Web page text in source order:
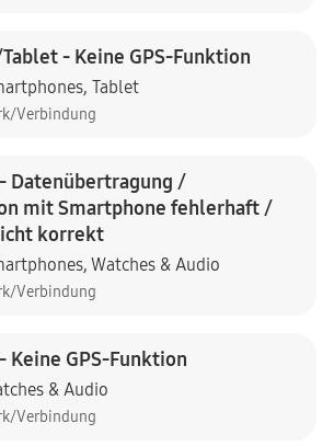
- Keine GPS-Funktion
, Tablet
Verbindung
Datenübertragung /
mit Smartphone fehlerhaft /
korrekt
, Watches & Audio
Verbindung
Keine GPS-Funktion
& Audio
Verbindung